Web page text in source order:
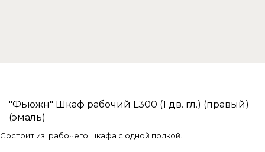
"Фьюжн" Шкаф рабочий L300 (1 дв. гл.) (правый)
(эмаль)
Состоит из: рабочего шкафа с одной полкой.